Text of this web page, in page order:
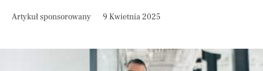
Artykuł sponsorowany 9 Kwietnia 2025